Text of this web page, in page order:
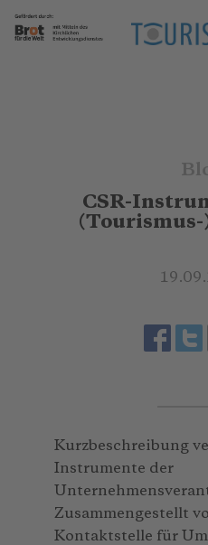
CSR-
Kurzbeschreibung
Instrumente der
Zusammengestellt
Kontaktstelle für